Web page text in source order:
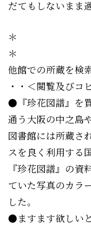
だてもしないまま
＊
＊
他館での所蔵を検
・・＜閲覧及びコ
●『珍花図譜』を
通う大阪の中之島
図書館には所蔵さ
スを良く利用する
『珍花図譜』の資
ていた写真のカラ
した。
●ますます欲しい